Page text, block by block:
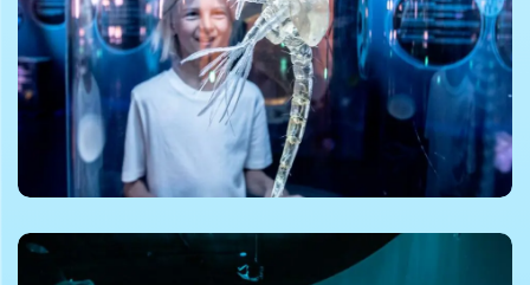
©Nordsøen Ocenarium